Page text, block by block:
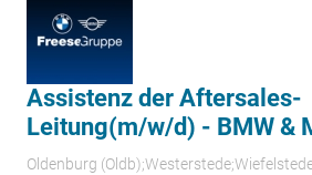
Assistenz der Aftersales-
Leitung(m/w/d) - BMW &
Oldenburg